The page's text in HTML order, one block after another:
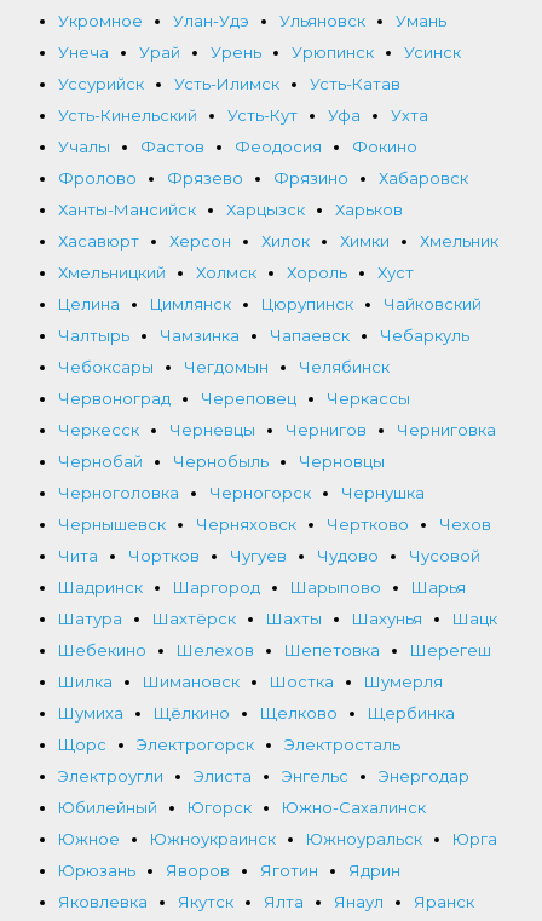
Укромное
Улан-Удэ Ульяновск
Умань
Унеча
Урай Урень Урюпинск
Усинск
Уссурийск
Усть-Илимск
Усть-Катав
Усть-Кинельский
Усть-Кут Уфа
Ухта
Учалы
Фастов Феодосия
Фокино
Фролово
Фрязево Фрязино
Хабаровск
Ханты-Мансийск
Харцызск
Харьков
Хасавюрт
Херсон Хилок Химки
Хмельник
Хмельницкий
Холмск Хороль
Хуст
Целина
Цимлянск Цюрупинск
Чайковский
Чалтырь
Чамзинка Чапаевск
Чебаркуль
Чебоксары
Чегдомын
Челябинск
Червоноград
Череповец
Черкассы
Черкесск
Черневцы Чернигов
Черниговка
Чернобай
Чернобыль
Черновцы
Черноголовка
Черногорск
Чернушка
Чернышевск
Черняховск Чертково
Чехов
Чита
Чортков Чугуев Чудово
Чусовой
Шадринск
Шаргород Шарыпово
Шарья
Шатура
Шахтёрск Шахты Шахунья
Шацк
Шебекино
Шелехов Шепетовка
Шерегеш
Шилка
Шимановск Шостка
Шумерля
Шумиха
Щёлкино Щелково
Щербинка
Щорс
Электрогорск
Электросталь
Электроугли
Элиста Энгельс
Энергодар
Юбилейный
Югорск
Южно-Сахалинск
Южное
Южноукраинск Южноуральск
Юрга
Юрюзань
Яворов Яготин
Ядрин
Яковлевка
Якутск Ялта Янаул
Яранск